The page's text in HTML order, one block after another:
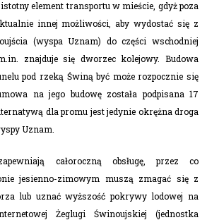
element transportu w mieście, gdyż poza
innej możliwości, aby wydostać się z
(wyspa Uznam) do części wschodniej
znajduje się dworzec kolejowy. Budowa
pod rzeką Świną być może rozpocznie się
na jego budowę została podpisana 17
dla promu jest jedynie okrężna droga
Uznam.
całoroczną obsługę, przez co
jesienno-zimowym muszą zmagać się z
lub uznać wyższość pokrywy lodowej na
Żeglugi Świnoujskiej (jednostka